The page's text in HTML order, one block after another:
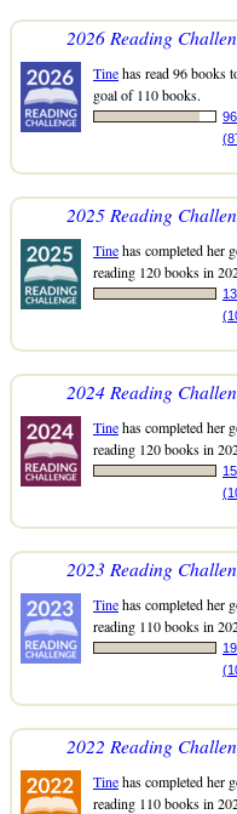
2026 Reading
Tinehas read 96 books
goal of 110 books.
2025 Reading
Tinehas completed her
reading 120 books in
2024 Reading
Tinehas completed her
reading 120 books in
2023 Reading
Tinehas completed her
reading 110 books in
2022 Reading
Tinehas completed her
reading 110 books in